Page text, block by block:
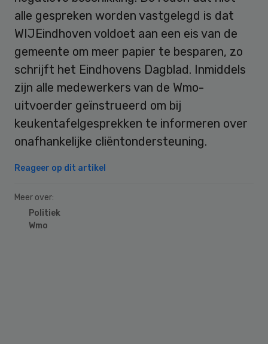
alle gespreken worden vastgelegd is dat
WIJEindhoven voldoet aan een eis van de
gemeente om meer papier te besparen, zo
schrijft het Eindhovens Dagblad. Inmiddels
zijn alle medewerkers van de Wmo-
uitvoerder geïnstrueerd om bij
keukentafelgesprekken te informeren over
onafhankelijke cliëntondersteuning.
Reageer op dit artikel
Meer over:
Politiek
Wmo